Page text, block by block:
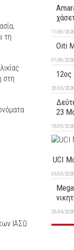
τη
στη
ΙΑΣΩ
11/06/2026
Oiti
01/06/2026
20/05/2026
23
18/05/2026
UCI
05/05/2026
29/04/2026